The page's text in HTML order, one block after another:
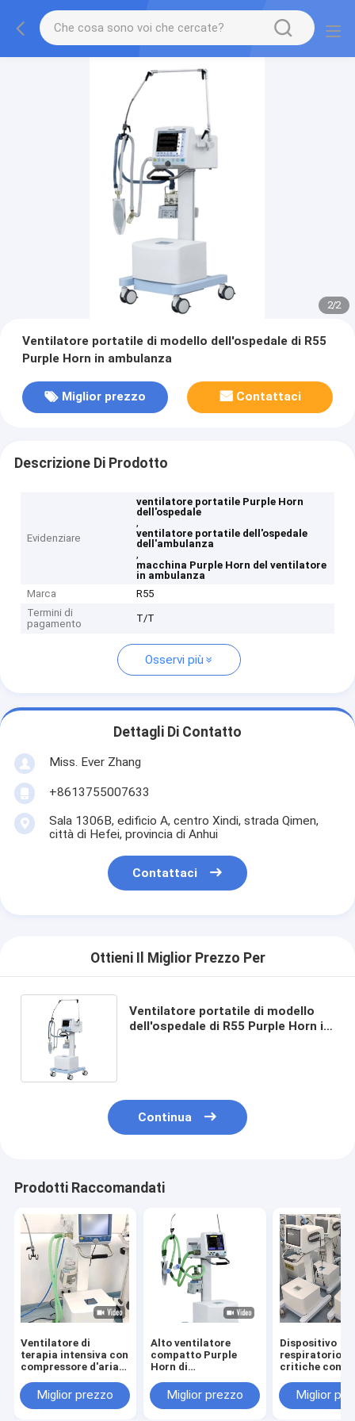
2/2
Ventilatore portatile di modello dell'ospedale di R55
Purple Horn in ambulanza
Miglior prezzo Contattaci
Descrizione Di Prodotto
Evidenziare
ventilatore portatile Purple Horn
dell'ospedale
,
ventilatore portatile dell'ospedale
dell'ambulanza
,
macchina Purple Horn del ventilatore
in ambulanza
Marca
R55
Termini di
pagamento
T/T
Osservi più
Dettagli Di Contatto
Miss. Ever Zhang
+8613755007633
Sala 1306B, edificio A, centro Xindi, strada Qimen,
città di Hefei, provincia di Anhui
Contattaci
Ottieni Il Miglior Prezzo Per
Ventilatore portatile di modello
dell'ospedale di R55 Purple Horn in
Continua
Prodotti Raccomandati
Ventilatore di
terapia intensiva con
compressore d'aria
per adulti pediatrici
e neonati
Miglior prezzo
Alto ventilatore
compatto Purple
Horn di
flussoMiglior prezzo
Dispositivo
respiratorio
critiche con
adultiMiglior